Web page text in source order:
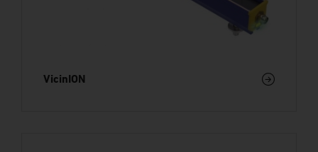
VicinION